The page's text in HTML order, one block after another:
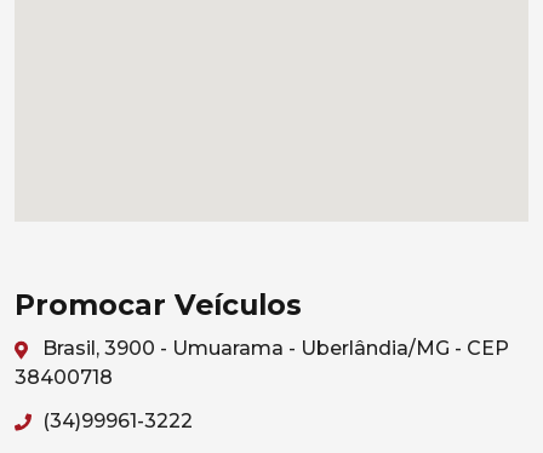
Promocar Veículos
Brasil, 3900 - Umuarama - Uberlândia/MG - CEP
38400718
(34)99961-3222